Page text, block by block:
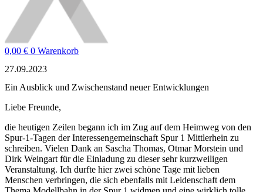
0,00 € 0 Warenkorb
27.09.2023
Ein Ausblick und Zwischenstand neuer Entwicklungen
Liebe Freunde,
die heutigen Zeilen begann ich im Zug auf dem Heimweg von den
Spur-1-Tagen der Interessengemeinschaft Spur 1 Mittlerhein zu
schreiben. Vielen Dank an Sascha Thomas, Otmar Morstein und
Dirk Weingart für die Einladung zu dieser sehr kurzweiligen
Veranstaltung. Ich durfte hier zwei schöne Tage mit lieben
Menschen verbringen, die sich ebenfalls mit Leidenschaft dem